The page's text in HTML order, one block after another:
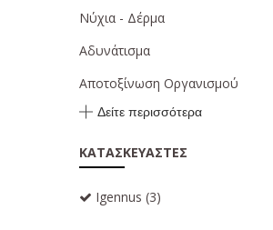
Νύχια - Δέρμα
Αδυνάτισμα
Αποτοξίνωση Οργανισμού
Δείτε περισσότερα
ΚΑΤΑΣΚΕΥΑΣΤΈΣ
Igennus (3)